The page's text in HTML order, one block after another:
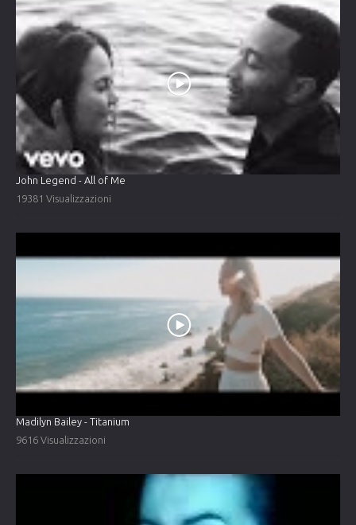
John Legend - All of Me
19381 Visualizzazioni
Madilyn Bailey - Titanium
9616 Visualizzazioni